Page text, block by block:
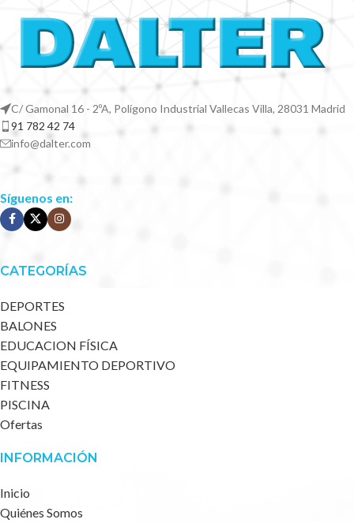
C/ Gamonal 16 - 2ºA, Polígono Industrial Vallecas Villa, 28031 Madrid
91 782 42 74
info@dalter.com
Síguenos en:
CATEGORÍAS
DEPORTES
BALONES
EDUCACION FÍSICA
EQUIPAMIENTO DEPORTIVO
FITNESS
PISCINA
Ofertas
INFORMACIÓN
Inicio
Quiénes Somos